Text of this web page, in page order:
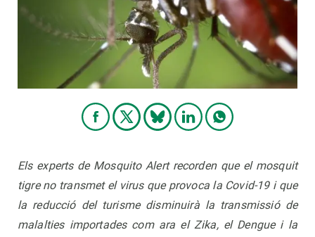
Els experts de Mosquito Alert recorden que el mosquit
tigre no transmet el virus que provoca la Covid-19 i que
la reducció del turisme disminuirà la transmissió de
malalties importades com ara el Zika, el Dengue i la